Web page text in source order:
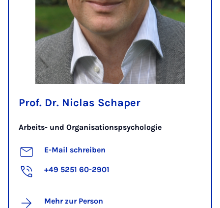
Prof. Dr. Niclas Schaper
Arbeits- und Organisationspsychologie
E-Mail schreiben
+49 5251 60-2901
Mehr zur Person